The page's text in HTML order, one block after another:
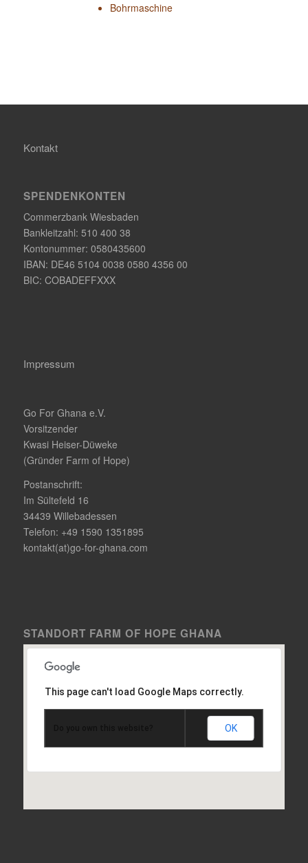
Bohrmaschine
Kontakt
SPENDENKONTEN
Commerzbank Wiesbaden
Bankleitzahl: 510 400 38
Kontonummer: 0580435600
IBAN: DE46 5104 0038 0580 4356 00
BIC: COBADEFFXXX
Impressum
Go For Ghana e.V.
Vorsitzender
Kwasi Heiser-Düweke
(Gründer Farm of Hope)
Postanschrift:
Im Sültefeld 16
34439 Willebadessen
Telefon: +49 1590 1351895
kontakt(at)go-for-ghana.com
STANDORT FARM OF HOPE GHANA
This page can't load Google Maps correctly.
OK